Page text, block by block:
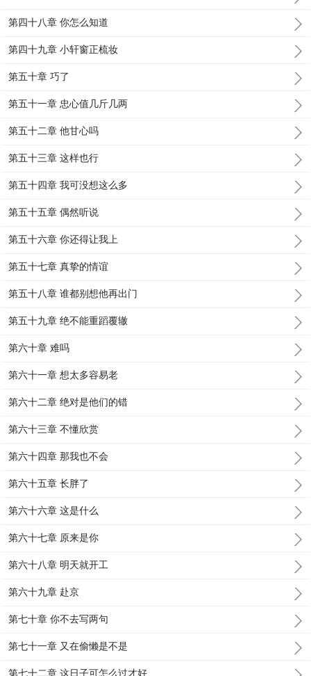
第四十八章 你怎么知道
第四十九章 小轩窗正梳妆
第五十章 巧了
第五十一章 忠心值几斤几两
第五十二章 他甘心吗
第五十三章 这样也行
第五十四章 我可没想这么多
第五十五章 偶然听说
第五十六章 你还得让我上
第五十七章 真挚的情谊
第五十八章 谁都别想他再出门
第五十九章 绝不能重蹈覆辙
第六十章 难吗
第六十一章 想太多容易老
第六十二章 绝对是他们的错
第六十三章 不懂欣赏
第六十四章 那我也不会
第六十五章 长胖了
第六十六章 这是什么
第六十七章 原来是你
第六十八章 明天就开工
第六十九章 赴京
第七十章 你不去写两句
第七十一章 又在偷懒是不是
第七十二章 这日子可怎么过才好